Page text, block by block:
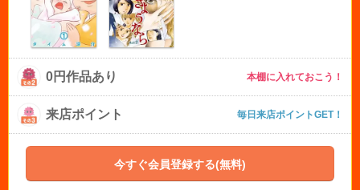
0円作品あり 本棚に入れておこう！
来店ポイント 毎日来店ポイントGET！
今すぐ会員登録する(無料)